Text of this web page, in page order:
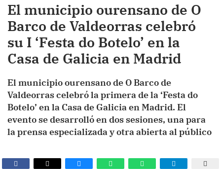
El municipio ourensano de O
Barco de Valdeorras celebró
su I ‘Festa do Botelo’ en la
Casa de Galicia en Madrid
El municipio ourensano de O Barco de
Valdeorras celebró la primera de la ‘Festa do
Botelo’ en la Casa de Galicia en Madrid. El
evento se desarrolló en dos sesiones, una para
la prensa especializada y otra abierta al público